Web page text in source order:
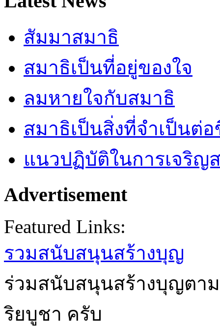
สัมมาสมาธิ
สมาธิเป็นที่อยู่ของใจ
ลมหายใจกับสมาธิ
สมาธิเป็นสิ่งที่จำเป็นต่
แนวปฏิบัติในการเจริญ
Advertisement
Featured Links:
รวมสนับสนุนสร้างบุญ
ร่วมสนับสนุนสร้างบุญตา
ริยบูชา ครับ